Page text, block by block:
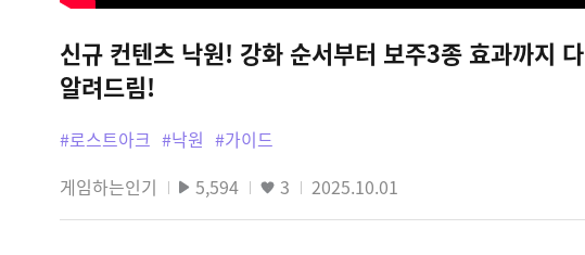
신규 컨텐츠 낙원! 강화 순서부터 보주3종 효과까지 다
알려드림!
#로스트아크 #낙원 #가이드
게임하는인기
5,594 3 2025.10.01